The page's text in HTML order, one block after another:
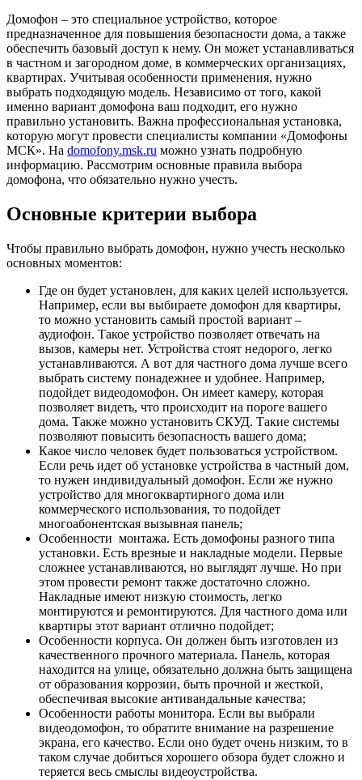
Домофон – это специальное устройство, которое
предназначенное для повышения безопасности дома, а также
обеспечить базовый доступ к нему. Он может устанавливаться
в частном и загородном доме, в коммерческих организациях,
квартирах. Учитывая особенности применения, нужно
выбрать подходящую модель. Независимо от того, какой
именно вариант домофона ваш подходит, его нужно
правильно установить. Важна профессиональная установка,
которую могут провести специалисты компании «Домофоны
МСК». На domofony.msk.ru можно узнать подробную
информацию. Рассмотрим основные правила выбора
домофона, что обязательно нужно учесть.
Основные критерии выбора
Чтобы правильно выбрать домофон, нужно учесть несколько
основных моментов:
Где он будет установлен, для каких целей используется.
Например, если вы выбираете домофон для квартиры,
то можно установить самый простой вариант –
аудиофон. Такое устройство позволяет отвечать на
вызов, камеры нет. Устройства стоят недорого, легко
устанавливаются. А вот для частного дома лучше всего
выбрать систему понадежнее и удобнее. Например,
подойдет видеодомофон. Он имеет камеру, которая
позволяет видеть, что происходит на пороге вашего
дома. Также можно установить СКУД. Такие системы
позволяют повысить безопасность вашего дома;
Какое число человек будет пользоваться устройством.
Если речь идет об установке устройства в частный дом,
то нужен индивидуальный домофон. Если же нужно
устройство для многоквартирного дома или
коммерческого использования, то подойдет
многоабонентская вызывная панель;
Особенности монтажа. Есть домофоны разного типа
установки. Есть врезные и накладные модели. Первые
сложнее устанавливаются, но выглядят лучше. Но при
этом провести ремонт также достаточно сложно.
Накладные имеют низкую стоимость, легко
монтируются и ремонтируются. Для частного дома или
квартиры этот вариант отлично подойдет;
Особенности корпуса. Он должен быть изготовлен из
качественного прочного материала. Панель, которая
находится на улице, обязательно должна быть защищена
от образования коррозии, быть прочной и жесткой,
обеспечивая высокие антивандальные качества;
Особенности работы монитора. Если вы выбрали
видеодомофон, то обратите внимание на разрешение
экрана, его качество. Если оно будет очень низким, то в
таком случае добиться хорошего обзора будет сложно и
теряется весь смыслы видеоустройства.